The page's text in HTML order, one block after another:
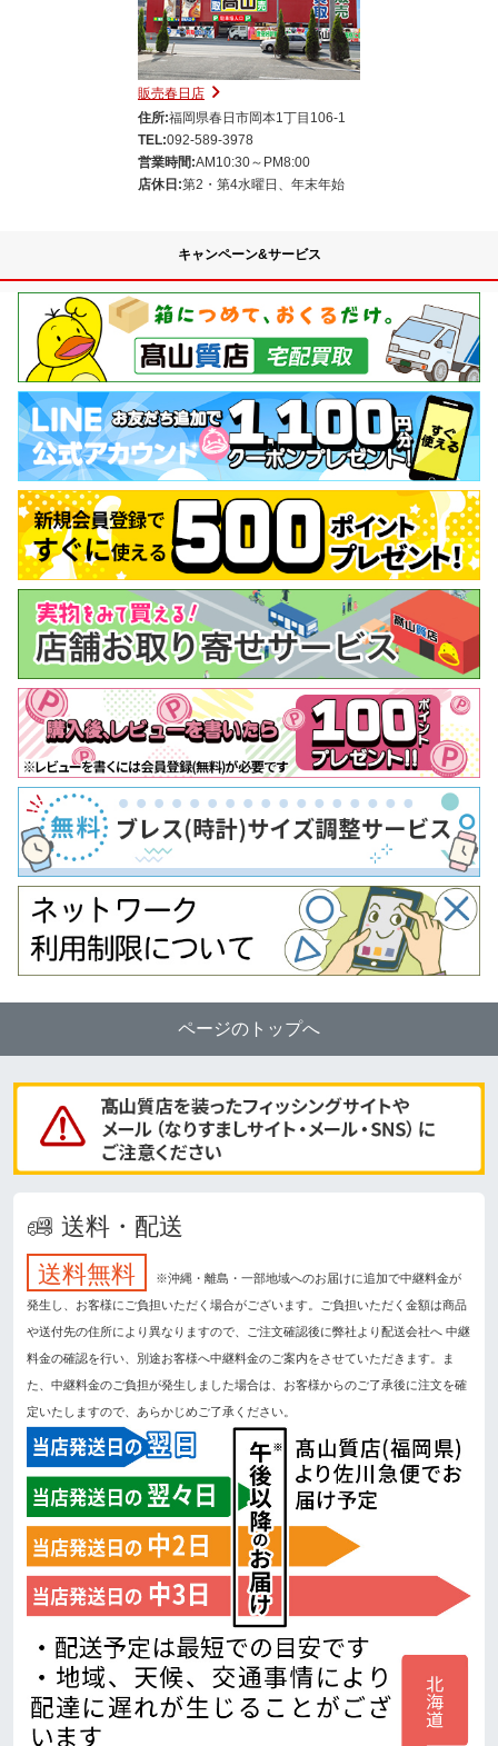
販売春日店
住所:福岡県春日市岡本1丁目106-1
TEL:092-589-3978
営業時間:AM10:30～PM8:00
店休日:第2・第4水曜日、年末年始
キャンペーン&サービス
ページのトップへ
送料・配送
送料無料
※沖縄・離島・一部地域へのお届けに追加で中継料金が
発生し、お客様にご負担いただく場合がございます。ご負担いただく金額は商品
や送付先の住所により異なりますので、ご注文確認後に弊社より配送会社へ 中継
料金の確認を行い、別途お客様へ中継料金のご案内をさせていただきます。ま
た、中継料金のご負担が発生しました場合は、お客様からのご了承後に注文を確
定いたしますので、あらかじめご了承ください。